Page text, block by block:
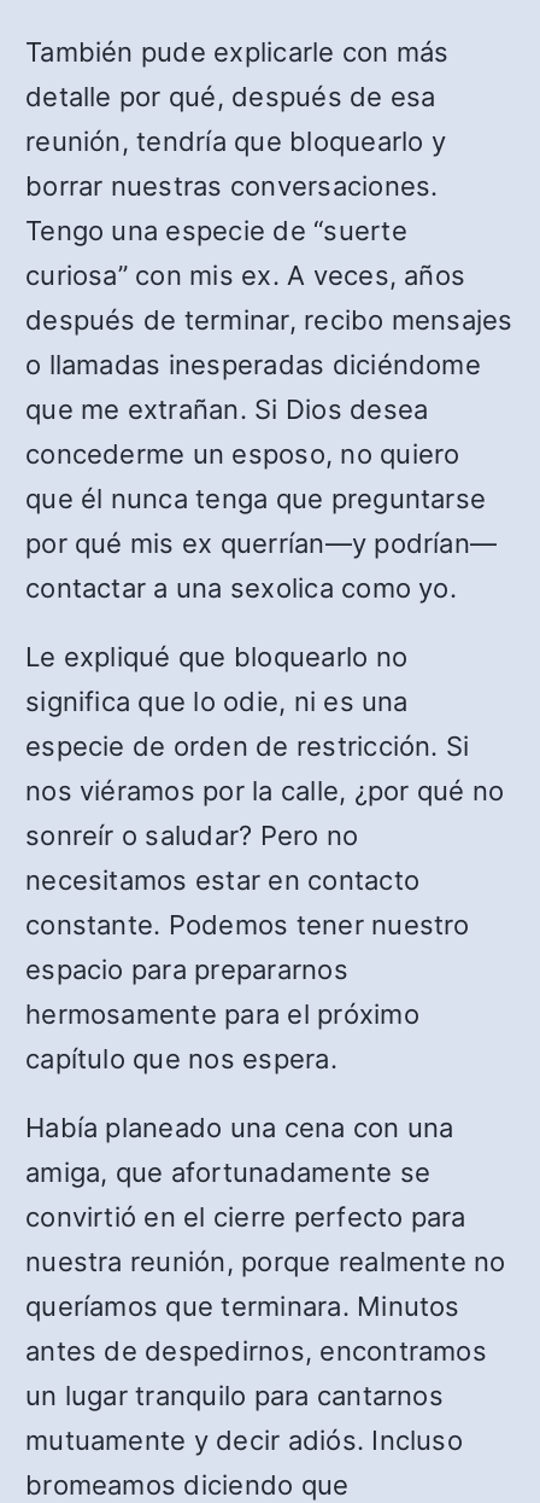
También pude explicarle con más
detalle por qué, después de esa
reunión, tendría que bloquearlo y
borrar nuestras conversaciones.
Tengo una especie de “suerte
curiosa” con mis ex. A veces, años
después de terminar, recibo mensajes
o llamadas inesperadas diciéndome
que me extrañan. Si Dios desea
concederme un esposo, no quiero
que él nunca tenga que preguntarse
por qué mis ex querrían—y podrían—
contactar a una sexolica como yo.
Le expliqué que bloquearlo no
significa que lo odie, ni es una
especie de orden de restricción. Si
nos viéramos por la calle, ¿por qué no
sonreír o saludar? Pero no
necesitamos estar en contacto
constante. Podemos tener nuestro
espacio para prepararnos
hermosamente para el próximo
capítulo que nos espera.
Había planeado una cena con una
amiga, que afortunadamente se
convirtió en el cierre perfecto para
nuestra reunión, porque realmente no
queríamos que terminara. Minutos
antes de despedirnos, encontramos
un lugar tranquilo para cantarnos
mutuamente y decir adiós. Incluso
bromeamos diciendo que